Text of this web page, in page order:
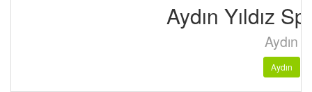
Aydın Yıldız
Aydın
Aydın